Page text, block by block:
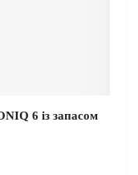
6 із запасом